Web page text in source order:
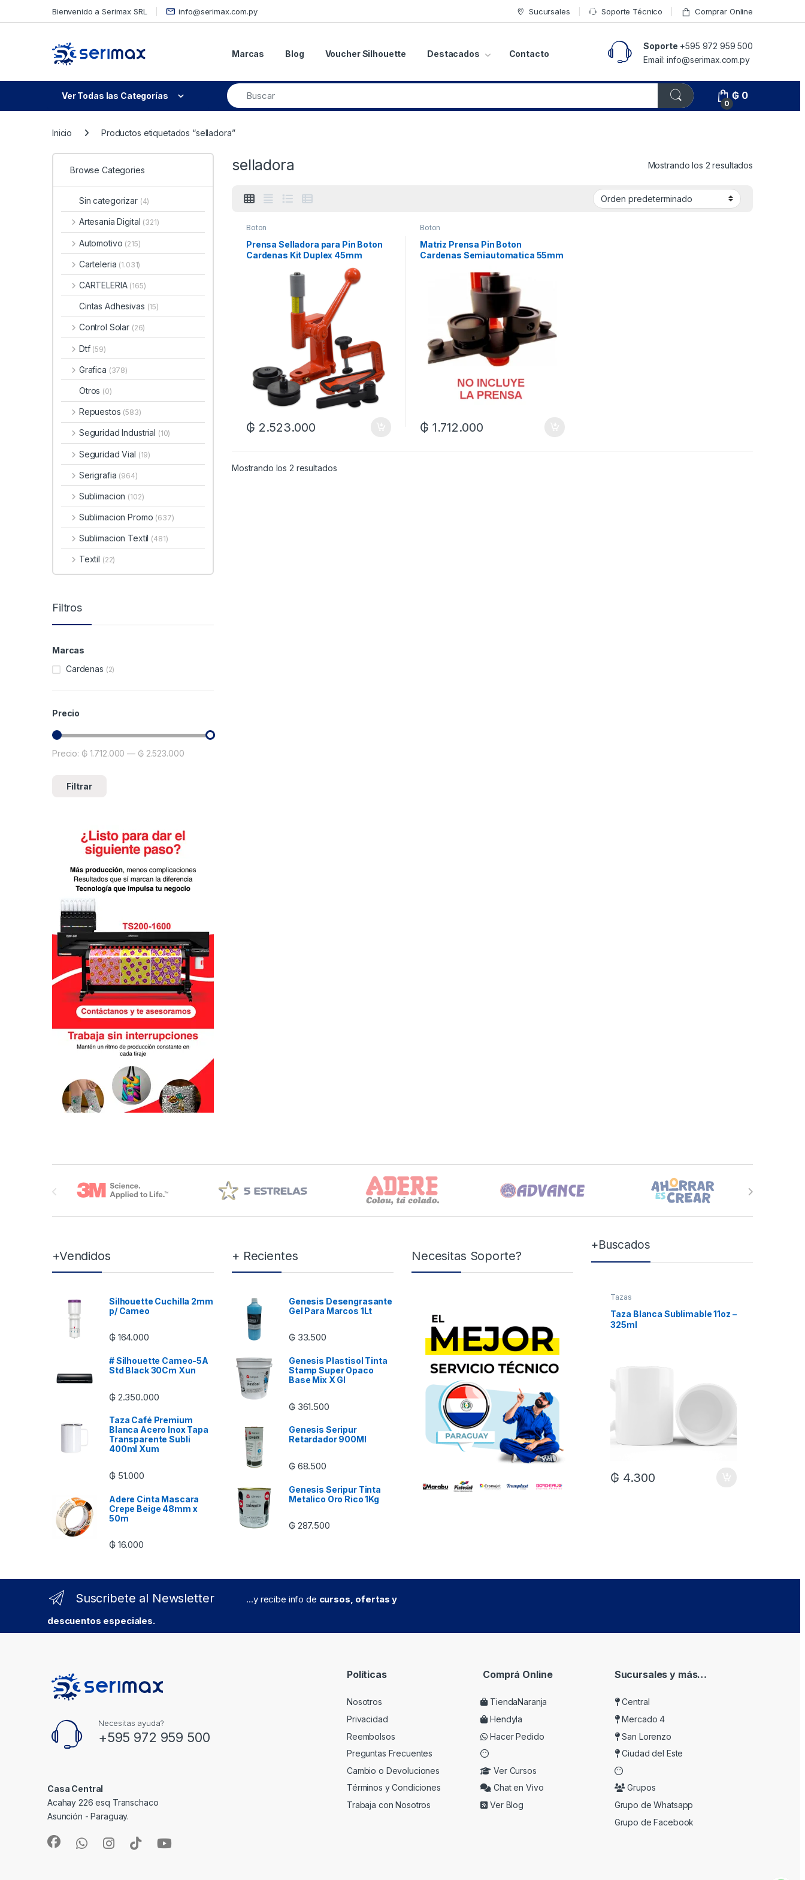
Bienvenido a Serimax SRL info@serimax.com.py Sucursales Soporte Técnico Comprar Online
Marcas Blog Voucher Silhouette Destacados Contacto
Soporte +595 972 959 500
Email: info@serimax.com.py
Ver Todas las Categorías
0
₲ 0
Inicio Productos etiquetados “selladora”
selladora Mostrando los 2 resultados
Boton
Prensa Selladora para Pin Boton
Cardenas Kit Duplex 45mm
₲ 2.523.000
Boton
Matriz Prensa Pin Boton
Cardenas Semiautomatica 55mm
₲ 1.712.000
Mostrando los 2 resultados
Browse Categories
Sin categorizar (4)
Artesania Digital (321)
Automotivo (215)
Carteleria (1.031)
CARTELERIA (165)
Cintas Adhesivas (15)
Control Solar (26)
Dtf (59)
Grafica (378)
Otros (0)
Repuestos (583)
Seguridad Industrial (10)
Seguridad Vial (19)
Serigrafia (964)
Sublimacion (102)
Sublimacion Promo (637)
Sublimacion Textil (481)
Textil (22)
Filtros
Marcas
Cardenas (2)
Precio
Precio mínimo
Precio máximo
Filtrar
Precio: ₲ 1.712.000 — ₲ 2.523.000
+Vendidos
Silhouette Cuchilla 2mm
p/ Cameo
₲ 164.000
# Silhouette Cameo-5A
Std Black 30Cm Xun
₲ 2.350.000
Taza Café Premium
Blanca Acero Inox Tapa
Transparente Subli
400ml Xum
₲ 51.000
Adere Cinta Mascara
Crepe Beige 48mm x
50m
₲ 16.000
+ Recientes
Genesis Desengrasante
Gel Para Marcos 1Lt
₲ 33.500
Genesis Plastisol Tinta
Stamp Super Opaco
Base Mix X Gl
₲ 361.500
Genesis Seripur
Retardador 900Ml
₲ 68.500
Genesis Seripur Tinta
Metalico Oro Rico 1Kg
₲ 287.500
Necesitas Soporte?
+Buscados
Tazas
Taza Blanca Sublimable 11oz –
325ml
₲ 4.300
Suscribete al Newsletter ...y recibe info de cursos, ofertas y
descuentos especiales.
Necesitas ayuda?
+595 972 959 500
Casa Central
Acahay 226 esq Transchaco
Asunción - Paraguay.
Políticas
Nosotros
Privacidad
Reembolsos
Preguntas Frecuentes
Cambio o Devoluciones
Términos y Condiciones
Trabaja con Nosotros
Comprá Online
TiendaNaranja
Hendyla
Hacer Pedido
Ver Cursos
Chat en Vivo
Ver Blog
Sucursales y más…
Central
Mercado 4
San Lorenzo
Ciudad del Este
Grupos
Grupo de Whatsapp
Grupo de Facebook